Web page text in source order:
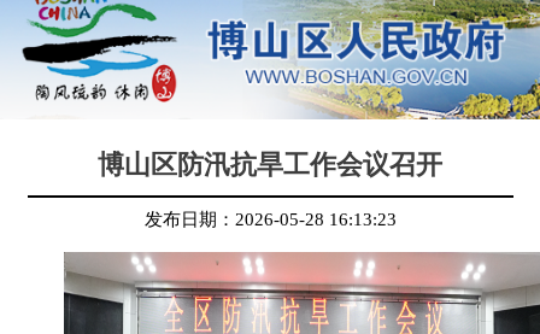
博山区防汛抗旱工作会议召开
发布日期： 2026-05-28 16:13:23